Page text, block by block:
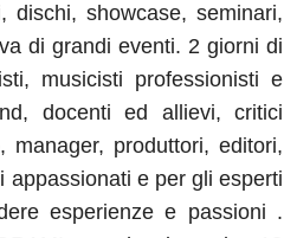
dischi, showcase, seminari,
di grandi eventi. 2 giorni di
musicisti professionisti e
docenti ed allievi, critici
manager, produttori, editori,
e per gli esperti
esperienze e passioni .